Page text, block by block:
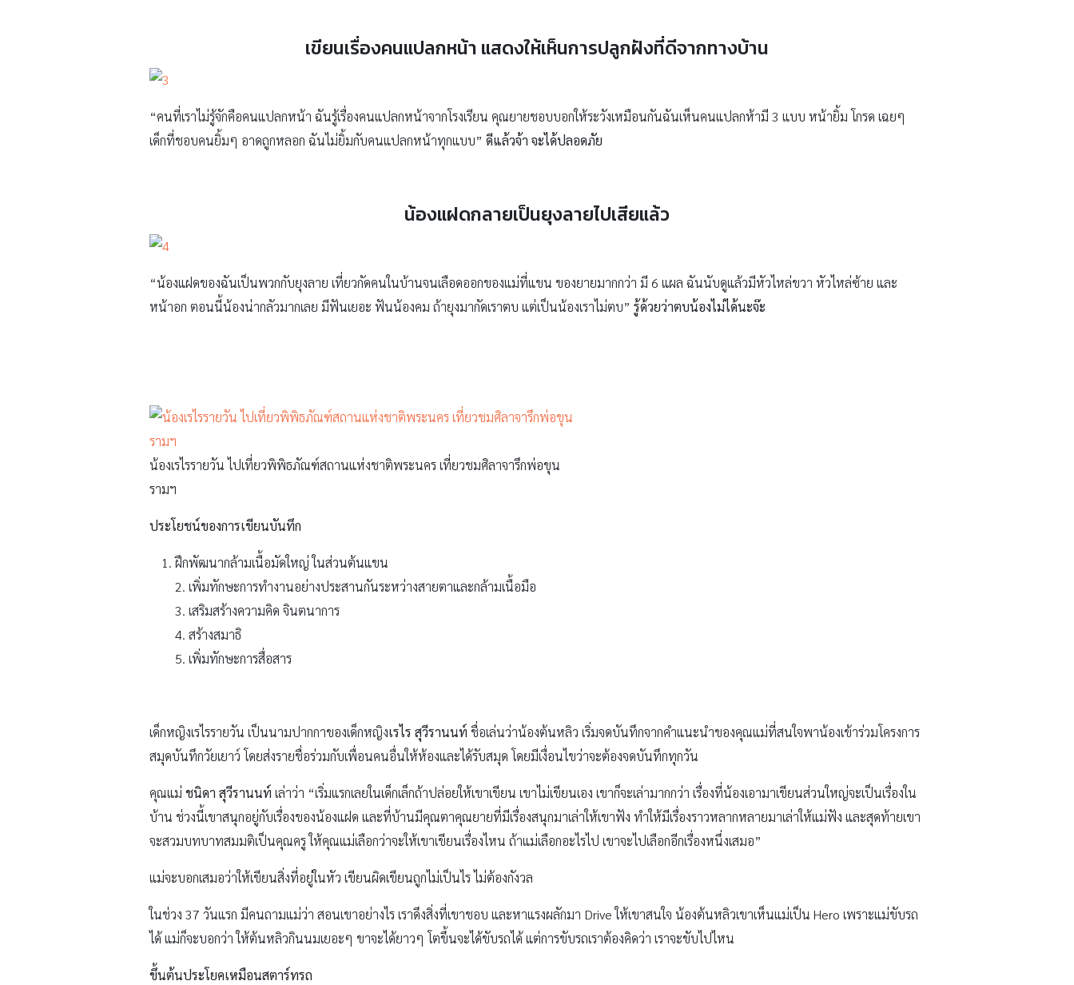
เขียนเรื่องคนแปลกหน้า แสดงให้เห็นการปลูกฝังที่ดีจากทางบ้าน
“คนที่เราไม่รู้จักคือคนแปลกหน้า ฉันรู้เรื่องคนแปลกหน้าจากโรงเรียน คุณยายชอบบอกให้ระวังเหมือนกันฉันเห็นคนแปลกห้ามี 3 แบบ หน้ายิ้ม โกรด เฉยๆ
เด็กที่ชอบคนยิ้มๆ อาดถูกหลอก ฉันไม่ยิ้มกับคนแปลกหน้าทุกแบบ” ดีแล้วจ้า จะได้ปลอดภัย
น้องแฝดกลายเป็นยุงลายไปเสียแล้ว
“น้องแฝดของฉันเป็นพวกกับยุงลาย เที่ยวกัดคนในบ้านจนเลือดออกของแม่ที่แขน ของยายมากกว่า มี 6 แผล ฉันนับดูแล้วมีหัวไหล่ขวา หัวไหล่ซ้าย และ
หน้าอก ตอนนี้น้องน่ากลัวมากเลย มีฟันเยอะ ฟันน้องคม ถ้ายุงมากัดเราตบ แต่เป็นน้องเราไม่ตบ” รู้ด้วยว่าตบน้องไม่ได้นะจ๊ะ
น้องเรไรรายวัน ไปเที่ยวพิพิธภัณฑ์สถานแห่งชาติพระนคร เที่ยวชมศิลาจารึกพ่อขุน
รามฯ
ประโยชน์ของการเขียนบันทึก
ฝึกพัฒนากล้ามเนื้อมัดใหญ่ ในส่วนต้นแขน
2. เพิ่มทักษะการทำงานอย่างประสานกันระหว่างสายตาและกล้ามเนื้อมือ
3. เสริมสร้างความคิด จินตนาการ
4. สร้างสมาธิ
5. เพิ่มทักษะการสื่อสาร
เด็กหญิงเรไรรายวัน เป็นนามปากกาของเด็กหญิงเรไร สุวีรานนท์ ชื่อเล่นว่าน้องต้นหลิว เริ่มจดบันทึกจากคำแนะนำของคุณแม่ที่สนใจพาน้องเข้าร่วมโครงการ
สมุดบันทึกวัยเยาว์ โดยส่งรายชื่อร่วมกับเพื่อนคนอื่นให้ห้องและได้รับสมุด โดยมีเงื่อนไขว่าจะต้องจดบันทึกทุกวัน
คุณแม่ ชนิดา สุวีรานนท์ เล่าว่า “เริ่มแรกเลยในเด็กเล็กถ้าปล่อยให้เขาเขียน เขาไม่เขียนเอง เขาก็จะเล่ามากกว่า เรื่องที่น้องเอามาเขียนส่วนใหญ่จะเป็นเรื่องใน
บ้าน ช่วงนี้เขาสนุกอยู่กับเรื่องของน้องแฝด และที่บ้านมีคุณตาคุณยายที่มีเรื่องสนุกมาเล่าให้เขาฟัง ทำให้มีเรื่องราวหลากหลายมาเล่าให้แม่ฟัง และสุดท้ายเขา
จะสวมบทบาทสมมติเป็นคุณครู ให้คุณแม่เลือกว่าจะให้เขาเขียนเรื่องไหน ถ้าแม่เลือกอะไรไป เขาจะไปเลือกอีกเรื่องหนึ่งเสมอ”
แม่จะบอกเสมอว่าให้เขียนสิ่งที่อยู่ในหัว เขียนผิดเขียนถูกไม่เป็นไร ไม่ต้องกังวล
ในช่วง 37 วันแรก มีคนถามแม่ว่า สอนเขาอย่างไร เราดึงสิ่งที่เขาชอบ และหาแรงผลักมา Drive ให้เขาสนใจ น้องต้นหลิวเขาเห็นแม่เป็น Hero เพราะแม่ขับรถ
ได้ แม่ก็จะบอกว่า ให้ต้นหลิวกินนมเยอะๆ ขาจะได้ยาวๆ โตขึ้นจะได้ขับรถได้ แต่การขับรถเราต้องคิดว่า เราจะขับไปไหน
ขึ้นต้นประโยคเหมือนสตาร์ทรถ